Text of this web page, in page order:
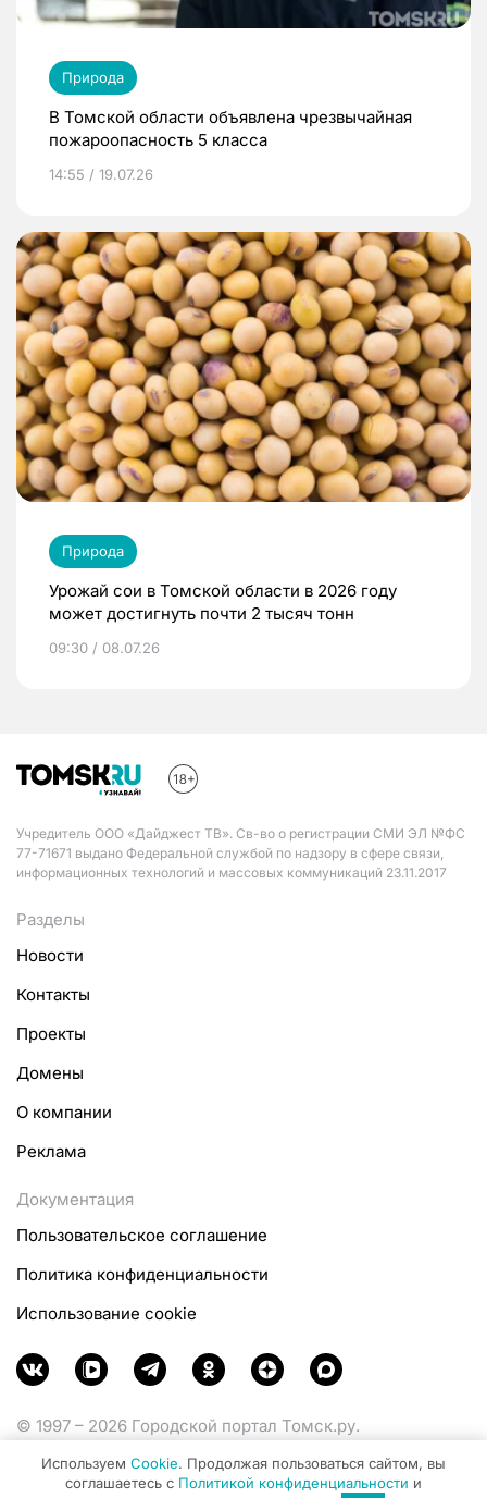
Природа
В Томской области объявлена чрезвычайная
пожароопасность 5 класса
14:55 / 19.07.26
Природа
Урожай сои в Томской области в 2026 году
может достигнуть почти 2 тысяч тонн
09:30 / 08.07.26
Учредитель ООО «Дайджест ТВ». Св-во о регистрации СМИ ЭЛ №ФС
77-71671 выдано Федеральной службой по надзору в сфере связи,
информационных технологий и массовых коммуникаций 23.11.2017
Разделы
Новости
Контакты
Проекты
Домены
О компании
Реклама
Документация
Пользовательское соглашение
Политика конфиденциальности
Использование cookie
© 1997 – 2026 Городской портал Томск.ру.
Министерства цифрового развития, связи и массовых
Используем Cookie. Продолжая пользоваться сайтом, вы
соглашаетесь с Политикой конфиденциальности и